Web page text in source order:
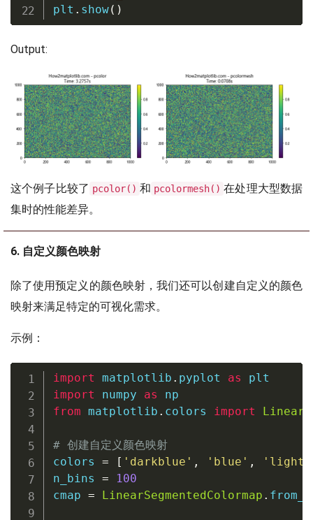
plt . show( )
Output:
这个例子比较了 pcolor() 和 pcolormesh() 在处理大型数据
集时的性能差异。
6. 自定义颜色映射
除了使用预定义的颜色映射，我们还可以创建自定义的颜色
映射来满足特定的可视化需求。
示例：
import matplotlib . pyplot as
import numpy as
from matplotlib . colors import
# 创建自定义颜色映射
colors = [ 'darkblue' , 'blue' ,
n_bins =
100
cmap = LinearSegmentedColormap .